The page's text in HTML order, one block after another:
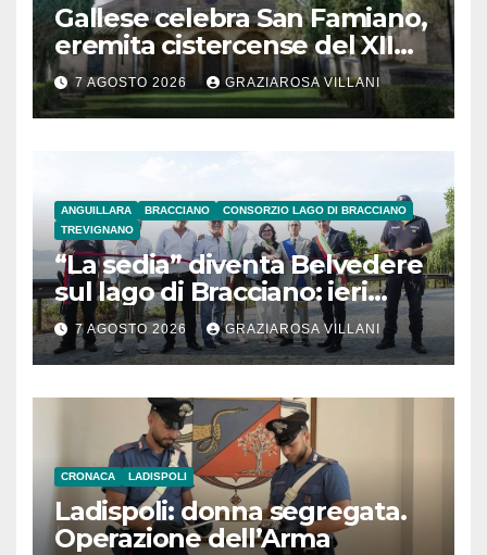
Gallese celebra San Famiano,
eremita cistercense del XII
secolo
7 AGOSTO 2026 GRAZIAROSA VILLANI
ANGUILLARA BRACCIANO
CONSORZIO LAGO DI BRACCIANO
TREVIGNANO
“La sedia” diventa Belvedere
sul lago di Bracciano: ieri
l’inaugurazione
7 AGOSTO 2026 GRAZIAROSA VILLANI
CRONACA LADISPOLI
Ladispoli: donna segregata.
Operazione dell’Arma